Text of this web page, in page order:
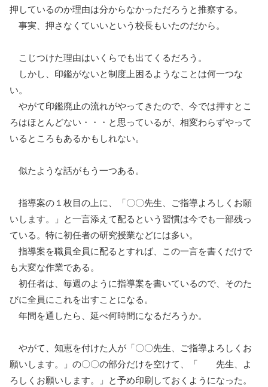
押しているのか理由は分からなかっただろうと推察する。
事実、押さなくていいという校長もいたのだから。
こじつけた理由はいくらでも出てくるだろう。
しかし、印鑑がないと制度上困るようなことは何一つな
い。
やがて印鑑廃止の流れがやってきたので、今では押すとこ
ろはほとんどない・・・と思っているが、相変わらずやって
いるところもあるかもしれない。
似たような話がもう一つある。
指導案の１枚目の上に、「〇〇先生、ご指導よろしくお願
いします。」と一言添えて配るという習慣は今でも一部残っ
ている。特に初任者の研究授業などには多い。
指導案を職員全員に配るとすれば、この一言を書くだけで
も大変な作業である。
初任者は、毎週のように指導案を書いているので、そのた
びに全員にこれを出すことになる。
年間を通したら、延べ何時間になるだろうか。
やがて、知恵を付けた人が「〇〇先生、ご指導よろしくお
願いします。」の〇〇の部分だけを空けて、「 先生、よ
ろしくお願いします。」と予め印刷しておくようになった。